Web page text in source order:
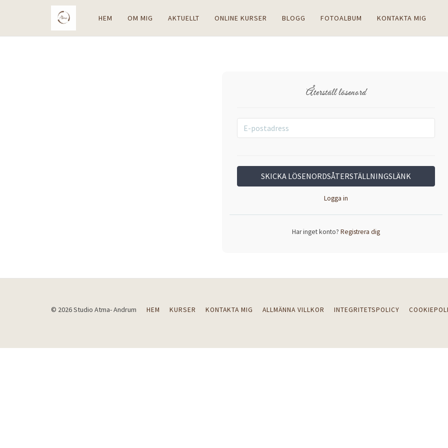
HEM OM MIG AKTUELLT ONLINE KURSER BLOGG FOTOALBUM KONTAKTA MIG
Återställ lösenord
Logga in
Har inget konto? Registrera dig
© 2026 Studio Atma- Andrum HEM KURSER KONTAKTA MIG ALLMÄNNA VILLKOR INTEGRITETSPOLICY